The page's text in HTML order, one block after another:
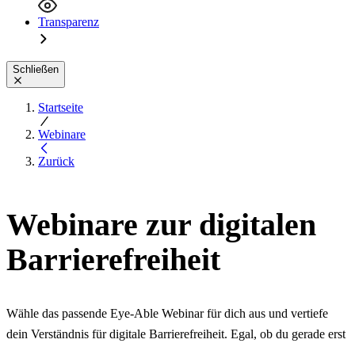
Transparenz
Schließen
Startseite
Webinare
Zurück
Webinare zur digitalen
Barrierefreiheit
Wähle das passende Eye-Able Webinar für dich aus und vertiefe
dein Verständnis für digitale Barrierefreiheit. Egal, ob du gerade erst